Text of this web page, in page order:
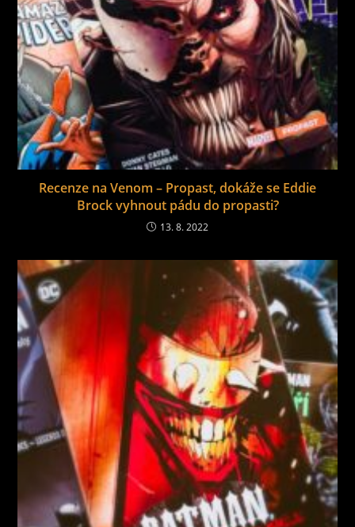
Recenze na Venom – Propast, dokáže se Eddie
Brock vyhnout pádu do propasti?
13. 8. 2022